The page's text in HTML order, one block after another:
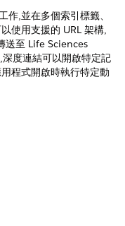
作,並在多個索引標籤、
使用支援的 URL 架構,
送至 Life Sciences
度連結可以開啟特定記
程式開啟時執行特定動
Sciences Cloud for
Life Sciences